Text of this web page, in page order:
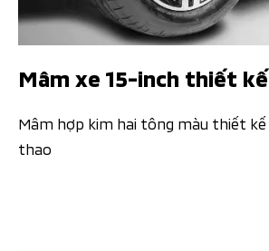
Mâm xe 15-inch thiết
Mâm hợp kim hai tông màu thiết kế
thao​